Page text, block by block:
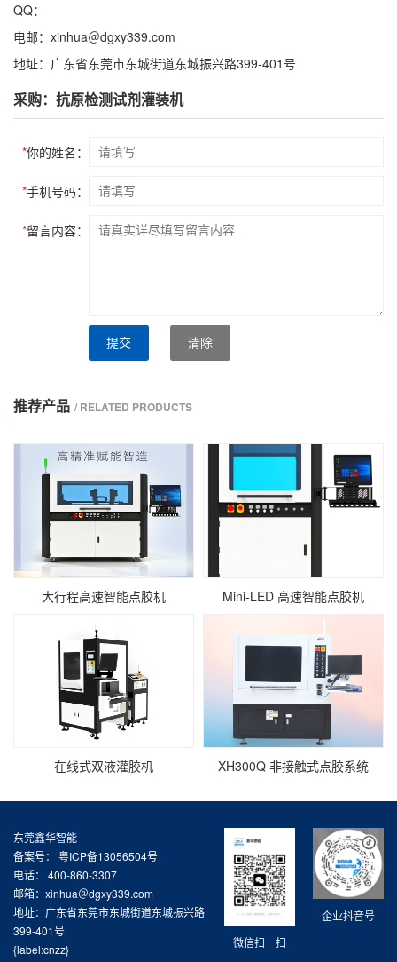
QQ：
电邮：xinhua＠dgxy339.com
地址：广东省东莞市东城街道东城振兴路399-401号
采购：抗原检测试剂灌装机
*你的姓名：
*手机号码：
*留言内容：
提交 清除
推荐产品 / RELATED PRODUCTS
大行程高速智能点胶机 Mini‑LED 高速智能点胶机
在线式双液灌胶机 XH300Q 非接触式点胶系统
企业抖音号
微信扫一扫
东莞鑫华智能
备案号： 粤ICP备13056504号
电话： 400-860-3307
邮箱：xinhua＠dgxy339.com
地址：广东省东莞市东城街道东城振兴路
399-401号
{label:cnzz}